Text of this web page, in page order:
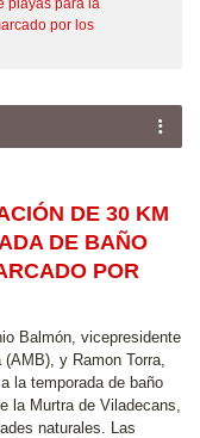
playas para la
por los
DE 30 KM
DE BAÑO
POR
Balmón, vicepresidente
y Ramon Torra,
la temporada de baño
la Murtra de Viladecans,
naturales. Las